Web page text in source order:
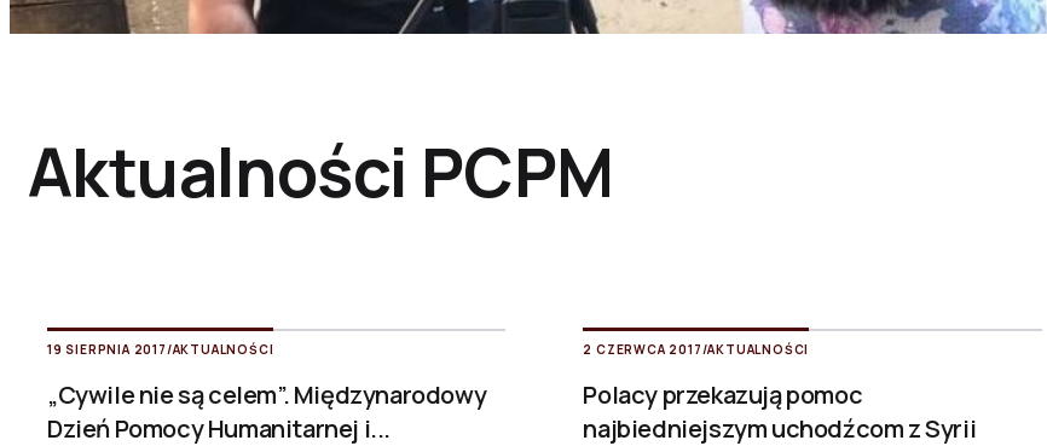
Aktualności PCPM
19 SIERPNIA 2017/AKTUALNOŚCI
„Cywile nie są celem”. Międzynarodowy
Dzień Pomocy Humanitarnej i...
2 CZERWCA 2017/AKTUALNOŚCI
Polacy przekazują pomoc
najbiedniejszym uchodźcom z Syrii